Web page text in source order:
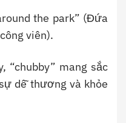
the park” (Đứa
viên).
“chubby” mang sắc
dễ thương và khỏe